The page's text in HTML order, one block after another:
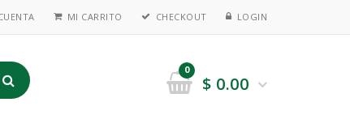
MI CARRITO CHECKOUT LOGIN
0
$ 0.00